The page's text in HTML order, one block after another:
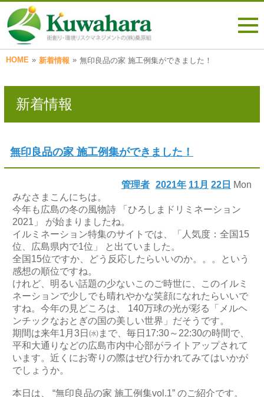
HOME » 新着情報 » 無印良品の家 施工例集ができました！
新着情報
無印良品の家 施工例集ができました！
2021年 11月 22日 Mon
管理者
みなさまこんにちは。
今年も広島の冬の風物詩 「ひろしまドリミネーション
2021」 が始まりましたね。
イルミネーション特集のサイトでは、「人気度：全国15
位、広島県内で1位」 と出ていました。
全国15位ですか、どう反応したらいいのか。。。という
感想の順位ですね。
けれど、明るい話題の少ないこのご時世に、このイルミ
ネーションで少しでも晴れやかな笑顔になれたらいいで
すね。今年の見どころは、 140万球の光が彩る「メルヘ
ンチックなおとぎの国の美しい世界」だそうです。
期間は来年1月3日㈬まで、毎日17:30～22:30の時間で、
平和大通りなどの広島市内中心部がライトアップされて
います。近くにお寄りの際はぜひ行かれてみてはいかが
でしょうか。
本日は、 “無印良品の家 施工例集vol.1” のご紹介です。